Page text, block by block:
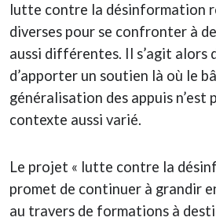
lutte contre la désinformation
diverses pour se confronter à
aussi différentes. Il s’agit alors
d’apporter un soutien là où le
généralisation des appuis n’est
contexte aussi varié.
Le projet « lutte contre la
promet de continuer à grandir
au travers de formations à